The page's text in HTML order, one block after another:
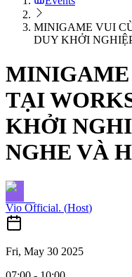
MINIGAME VUI
DUY KHỞI
MINIGAME
TẠI
KHỞI
NGHE VÀ
Vio Official. (Host)
Fri, May 30 2025